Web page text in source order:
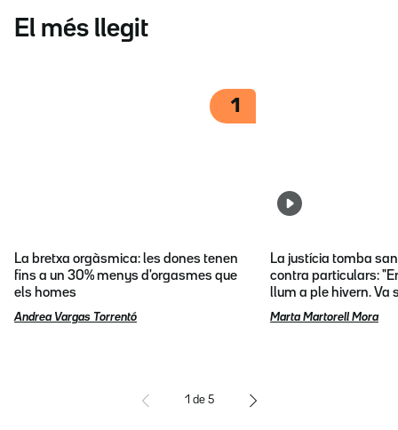
El més llegit
1
La bretxa orgàsmica: les dones tenen
fins a un 30% menys d'orgasmes que
els homes
Andrea Vargas Torrentó
La justícia tomba
contra particulars:
llum a ple hivern. Va
Marta Martorell Mora
1 de 5